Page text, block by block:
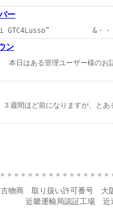
ー
GTC4Lusso” &・・
ン
はある管理ユーザー様のお話
ほど前になりますが、とある
古物商 取り扱い許可番号 大
近畿運輸局認証工場 近